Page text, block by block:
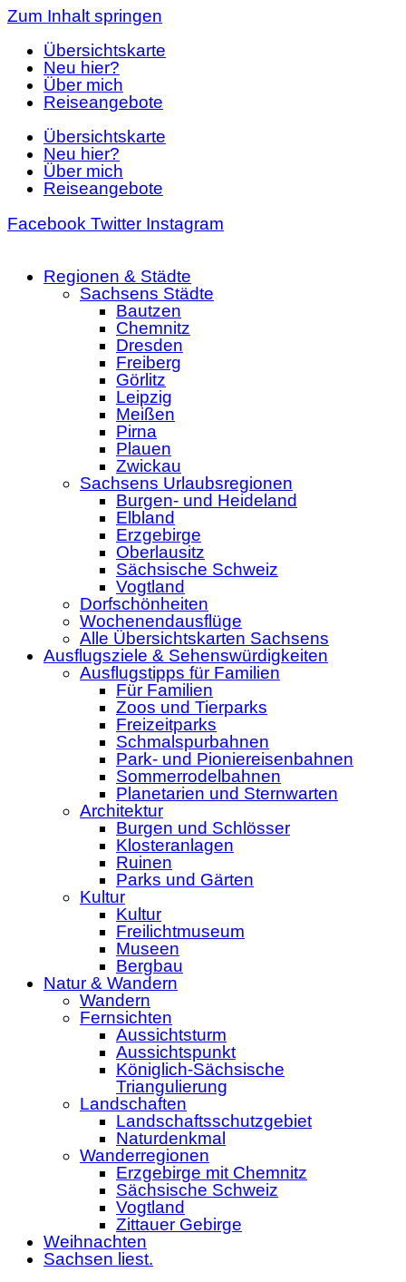
Zum Inhalt springen
Übersichtskarte
Neu hier?
Über mich
Reiseangebote
Übersichtskarte
Neu hier?
Über mich
Reiseangebote
Facebook Twitter Instagram
Regionen & Städte
Sachsens Städte
Bautzen
Chemnitz
Dresden
Freiberg
Görlitz
Leipzig
Meißen
Pirna
Plauen
Zwickau
Sachsens Urlaubsregionen
Burgen- und Heideland
Elbland
Erzgebirge
Oberlausitz
Sächsische Schweiz
Vogtland
Dorfschönheiten
Wochenendausflüge
Alle Übersichtskarten Sachsens
Ausflugsziele & Sehenswürdigkeiten
Ausflugstipps für Familien
Für Familien
Zoos und Tierparks
Freizeitparks
Schmalspurbahnen
Park- und Pioniereisenbahnen
Sommerrodelbahnen
Planetarien und Sternwarten
Architektur
Burgen und Schlösser
Klosteranlagen
Ruinen
Parks und Gärten
Kultur
Kultur
Freilichtmuseum
Museen
Bergbau
Natur & Wandern
Wandern
Fernsichten
Aussichtsturm
Aussichtspunkt
Königlich-Sächsische
Triangulierung
Landschaften
Landschaftsschutzgebiet
Naturdenkmal
Wanderregionen
Erzgebirge mit Chemnitz
Sächsische Schweiz
Vogtland
Zittauer Gebirge
Weihnachten
Sachsen liest.